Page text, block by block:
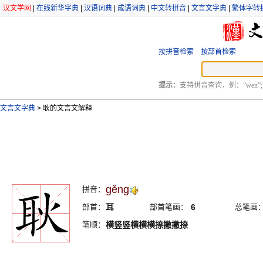
汉文学网 在线新华字典 汉语词典 成语词典 中文转拼音 文言文字典 繁体字转
按拼音检索 按部首检索
提示： 支持拼音查询，例：
文言文字典 > 耿的文言文解释
拼音： gĕng
部首： 耳 部首笔画： 6
总笔画
笔顺： 横竖竖横横横捺撇撇捺